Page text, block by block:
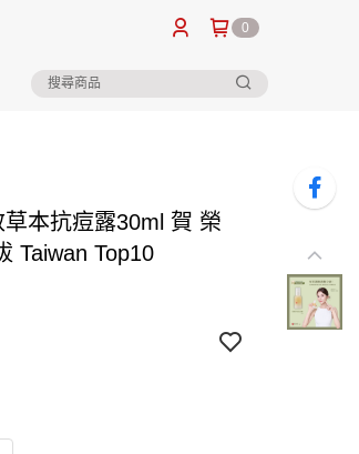
0
本抗痘露30ml 賀 榮
Taiwan Top10